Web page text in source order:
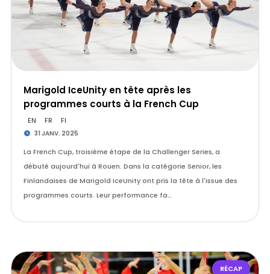
Marigold IceUnity en tête après les
programmes courts à la French Cup
EN FR FI
31 JANV. 2025
La French Cup, troisième étape de la Challenger Series, a
débuté aujourd'hui à Rouen. Dans la catégorie Senior, les
Finlandaises de Marigold IceUnity ont pris la tête à l'issue des
programmes courts. Leur performance fa…
RÉCAP